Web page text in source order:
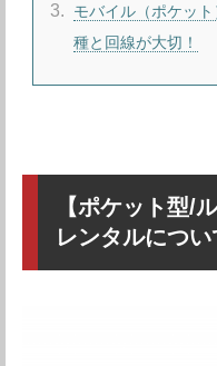
3
モバイル（ポケッ
種と回線が大切！
【ポケット型/
レンタルについ